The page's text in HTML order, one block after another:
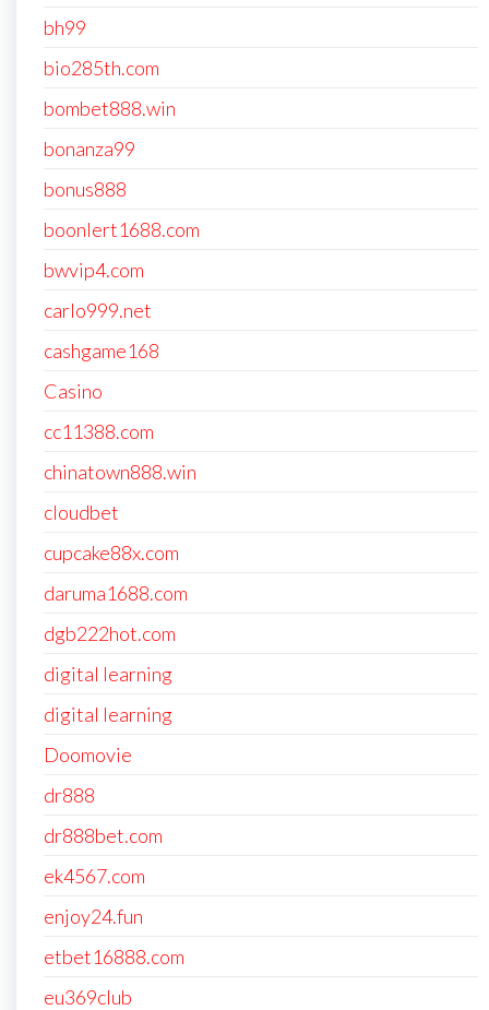
bh99
bio285th.com
bombet888.win
bonanza99
bonus888
boonlert1688.com
bwvip4.com
carlo999.net
cashgame168
Casino
cc11388.com
chinatown888.win
cloudbet
cupcake88x.com
daruma1688.com
dgb222hot.com
digital learning
digital learning
Doomovie
dr888
dr888bet.com
ek4567.com
enjoy24.fun
etbet16888.com
eu369club